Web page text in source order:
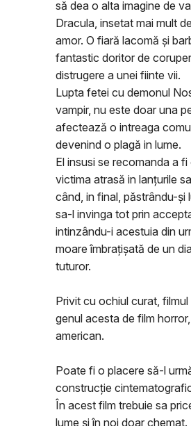
să dea o alta imagine de
Dracula, insetat mai mult
amor. O fiară lacomă și
fantastic doritor de
distrugere a unei fiinte vii.
Lupta fetei cu demonul
vampir, nu este doar una
afectează o intreaga
devenind o plagă in lume.
El insusi se recomanda a
victima atrasă in lanțurile
când, in final, păstrându-și
sa-l invinga tot prin
intinzându-i acestuia din
moare îmbrațișată de un
tuturor.
Privit cu ochiul curat, filmul
genul acesta de film
american.
Poate fi o placere să-l
construcție
În acest film trebuie sa
lume și în noi doar chemat.